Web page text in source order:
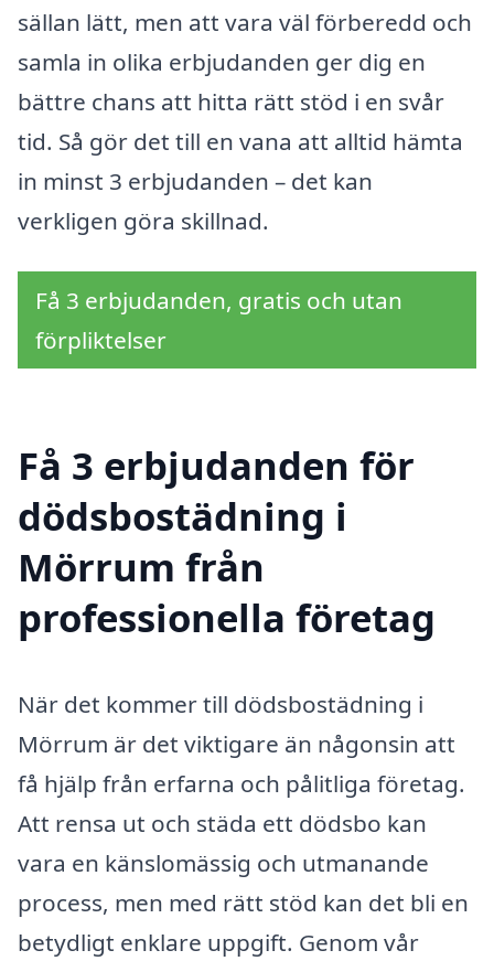
sällan lätt, men att vara väl förberedd och
samla in olika erbjudanden ger dig en
bättre chans att hitta rätt stöd i en svår
tid. Så gör det till en vana att alltid hämta
in minst 3 erbjudanden – det kan
verkligen göra skillnad.
Få 3 erbjudanden, gratis och utan
förpliktelser
Få 3 erbjudanden för
dödsbostädning i
Mörrum från
professionella företag
När det kommer till dödsbostädning i
Mörrum är det viktigare än någonsin att
få hjälp från erfarna och pålitliga företag.
Att rensa ut och städa ett dödsbo kan
vara en känslomässig och utmanande
process, men med rätt stöd kan det bli en
betydligt enklare uppgift. Genom vår